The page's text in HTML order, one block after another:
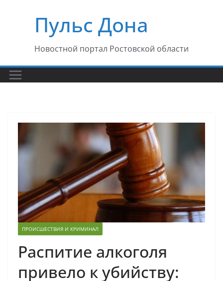
содержимомуПульс Дона
Новостной портал Ростовской области
ПРОИСШЕСТВИЯ И КРИМИНАЛ
Распитие алкоголя
привело к убийству: